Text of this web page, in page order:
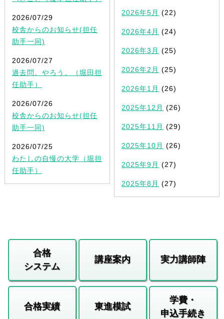
2026/07/29
校舎からのお知らせ(担任
助手一同)
2026/07/27
過去問。やろう。（堀田担
任助手）
2026/07/26
校舎からのお知らせ(担任
助手一同)
2026/07/25
わたしの自慢の大学（堀担
任助手）
2026年5月 (22)
2026年4月 (24)
2026年3月 (25)
2026年2月 (25)
2026年1月 (26)
2025年12月 (26)
2025年11月 (29)
2025年10月 (26)
2025年9月 (27)
2025年8月 (27)
合格
システム
講座案内 実力講師陣
合格実績 東進模試
学費・
申込手続き